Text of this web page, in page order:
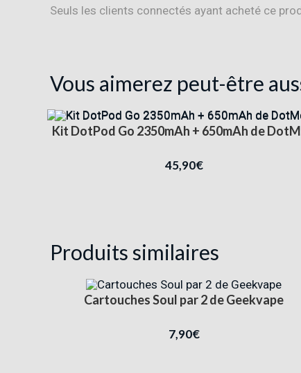
Seuls les clients connectés ayant acheté ce
Vous aimerez peut-être
Kit DotPod Go 2350mAh + 650mAh de
45,90€
Produits similaires
Cartouches Soul par 2 de Geekvape
7,90€